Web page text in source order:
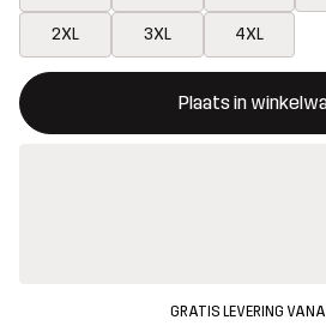
2XL 3XL 4XL
Plaats in
Deze knop opent een modal met de
{{size}} niet beschikbaar
GRATIS LEVERING